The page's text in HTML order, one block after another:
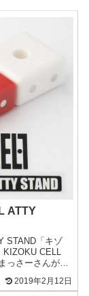
ATTY
STAND「キゾ
KIZOKU CELL
っさーさんがデ
2019年2月12日